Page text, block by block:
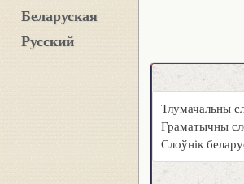
Беларуская
Русский
Тлумачальны
Граматычны
Слоўнік